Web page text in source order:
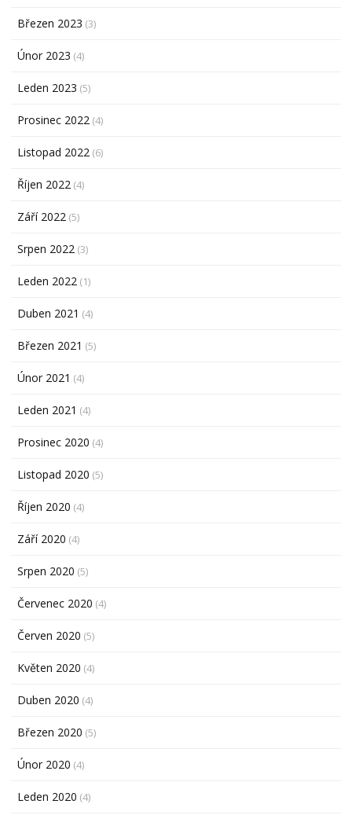
Březen 2023 (3)
Únor 2023 (4)
Leden 2023 (5)
Prosinec 2022 (4)
Listopad 2022 (6)
Říjen 2022 (4)
Září 2022 (5)
Srpen 2022 (3)
Leden 2022 (1)
Duben 2021 (4)
Březen 2021 (5)
Únor 2021 (4)
Leden 2021 (4)
Prosinec 2020 (4)
Listopad 2020 (5)
Říjen 2020 (4)
Září 2020 (4)
Srpen 2020 (5)
Červenec 2020 (4)
Červen 2020 (5)
Květen 2020 (4)
Duben 2020 (4)
Březen 2020 (5)
Únor 2020 (4)
Leden 2020 (4)